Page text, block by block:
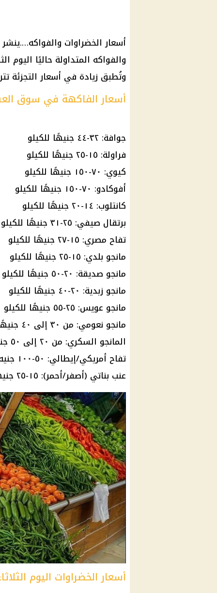
أسعار الخضراوات
وتُطبق زيادة في أسعار التجزئة تتراوح بين
أسعار الفاكهة في سوق
جوافة: ٣٢-٤٤ جنيهًا للكيلو
فراولة: ١٥-٢٥ جنيهًا للكيلو
كيوي: ٧٠-١٥٠ جنيهًا للكيلو
أفوكادو: ٧٠-١٥٠ جنيهًا للكيلو
كانتلوب: ١٤-٢٠ جنيهًا للكيلو
برتقال صيفي: ٢٥-٣١ جنيهًا للكيلو
تفاح مصري: ١٥-٢٧ جنيهًا للكيلو
مانجو بلدي: ١٥-٢٥ جنيهًا للكيلو
مانجو صديقة: ٢٠-٥٠ جنيهًا للكيلو
مانجو زبدية: ٢٠-٤٠ جنيهًا للكيلو
مانجو عويس: ٢٥-٥٥ جنيهًا للكيلو
مانجو نعومي: من ٣٠ إلى ٤٠ جنيهًا
المانجو السكري: من ٢٠ إلى ٥٠ جنيهًا
تفاح أمريكي/إيطالي: ٥٠-١٠٠ جنيه للكيلو
عنب بناتي (أصفر/أحمر): ١٥-٢٥ جنيهًا للكيلو
أسعار الخضراوات اليوم